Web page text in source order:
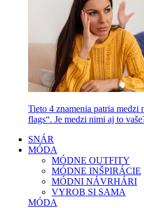
Tieto 4 znamenia patria medzi
flags“. Je medzi nimi aj to
SNÁR
MÓDA
MÓDNE OUTFITY
MÓDNE INŠPIRÁCIE
MÓDNI NÁVRHÁRI
VYROB SI SAMA
MÓDA